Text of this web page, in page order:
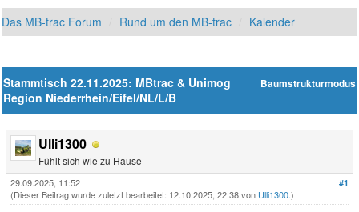
Das MB-trac Forum Rund um den MB-trac Kalender
Baumstrukturmodus
Stammtisch 22.11.2025: MBtrac & Unimog
Region Niederrhein/Eifel/NL/L/B
Ulli1300
Fühlt sich wie zu Hause
#1
29.09.2025, 11:52
(Dieser Beitrag wurde zuletzt bearbeitet: 12.10.2025, 22:38 von Ulli1300.)